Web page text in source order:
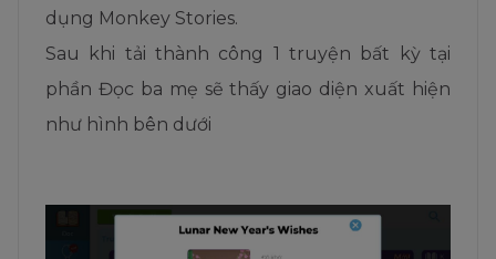
dụng Monkey Stories.
Sau khi tải thành công 1 truyện bất kỳ tại
phần Đọc ba mẹ sẽ thấy giao diện xuất hiện
như hình bên dưới